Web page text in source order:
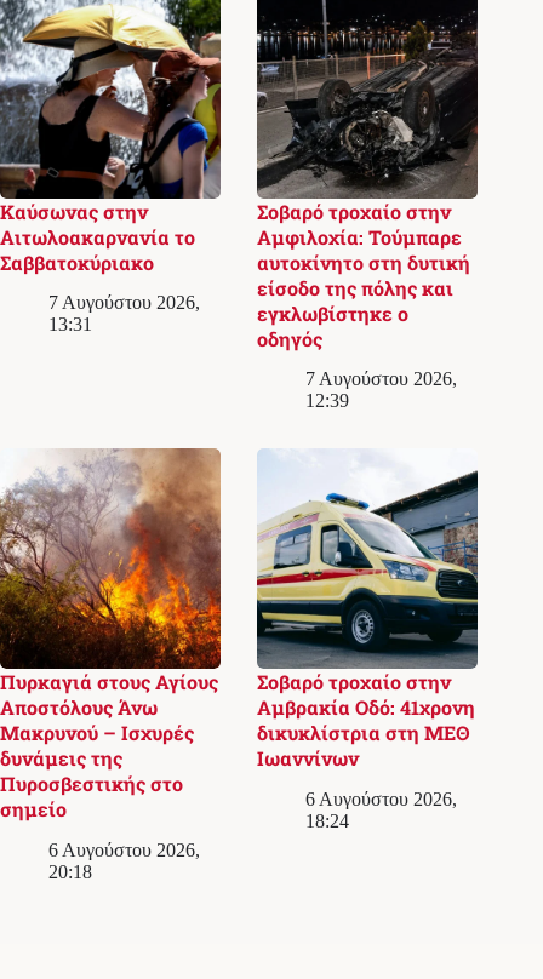
Καύσωνας στην
Αιτωλοακαρνανία το
Σαββατοκύριακο
7 Αυγούστου 2026,
13:31
Σοβαρό τροχαίο στην
Αμφιλοχία: Τούμπαρε
αυτοκίνητο στη δυτική
είσοδο της πόλης και
εγκλωβίστηκε ο
οδηγός
7 Αυγούστου 2026,
12:39
Πυρκαγιά στους Αγίους
Αποστόλους Άνω
Μακρυνού – Ισχυρές
δυνάμεις της
Πυροσβεστικής στο
σημείο
6 Αυγούστου 2026,
20:18
Σοβαρό τροχαίο στην
Αμβρακία Οδό: 41χρονη
δικυκλίστρια στη ΜΕΘ
Ιωαννίνων
6 Αυγούστου 2026,
18:24